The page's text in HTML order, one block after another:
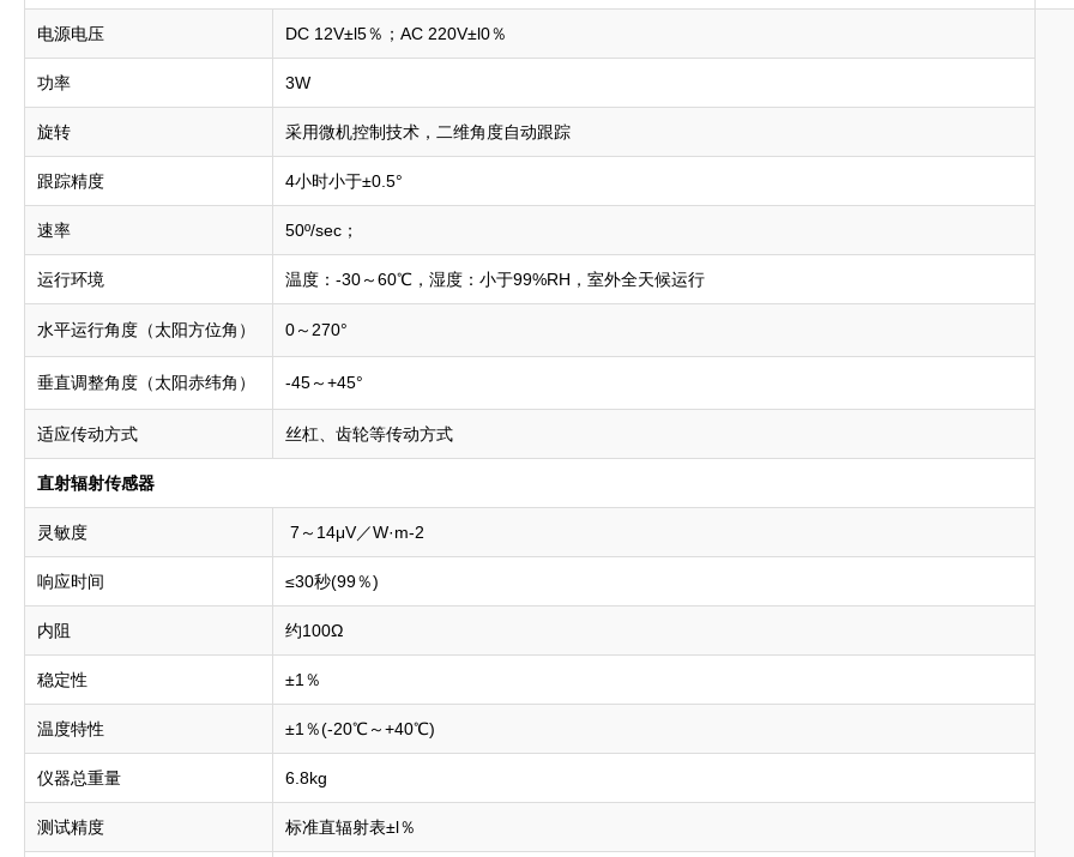
电源电压 DC 12V±l5％；AC 220V±l0％
功率 3W
旋转 采用微机控制技术，二维角度自动跟踪
跟踪精度 4小时小于±0.5°
速率 50º/sec；
运行环境 温度：-30～60℃，湿度：小于99%RH，室外全天候运行
水平运行角度（太阳方位角） 0～270°
垂直调整角度（太阳赤纬角） -45～+45°
适应传动方式 丝杠、齿轮等传动方式
直射辐射传感器
灵敏度 7～14μV／W·m-2
响应时间 ≤30秒(99％)
内阻 约100Ω
稳定性 ±1％
温度特性 ±1％(-20℃～+40℃)
仪器总重量 6.8kg
测试精度 标准直辐射表±l％